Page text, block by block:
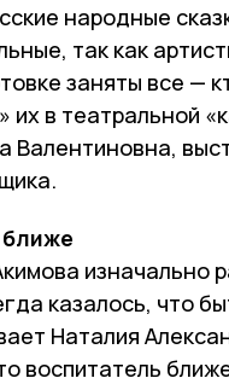
народные
так как
заняты все —
их в театральной
Валентиновна,
изначально
казалось, что
Наталия
воспитатель